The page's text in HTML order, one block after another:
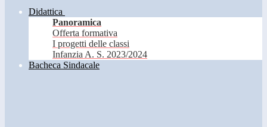
Didattica
Panoramica
Offerta formativa
I progetti delle classi
Infanzia A. S. 2023/2024
Bacheca Sindacale